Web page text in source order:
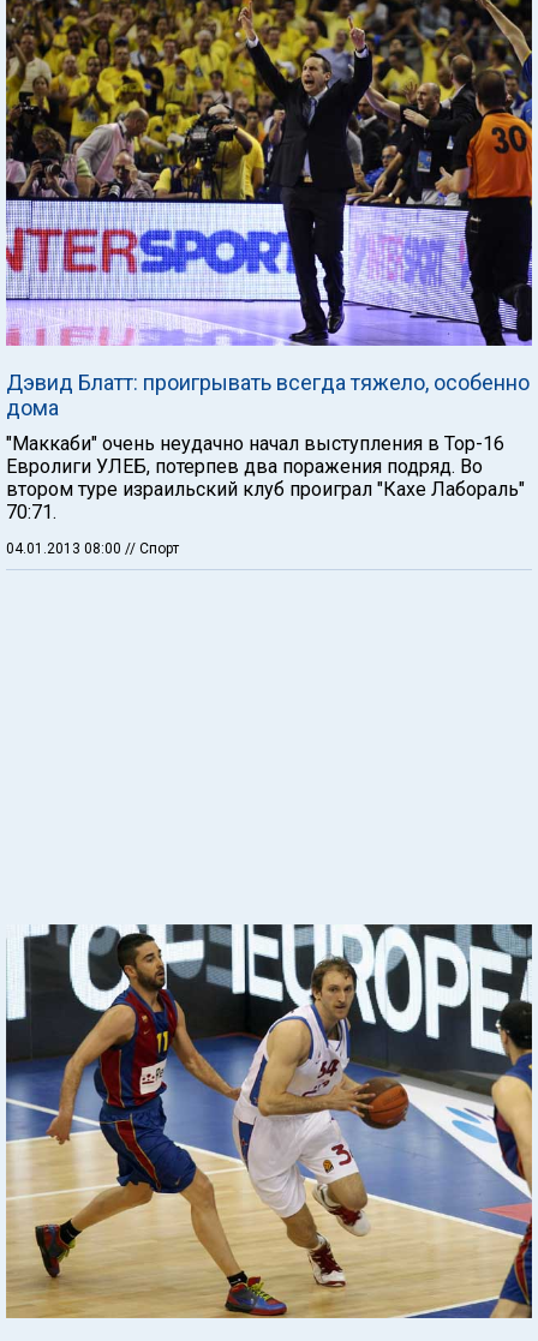
Дэвид Блатт: проигрывать всегда тяжело, особенно
дома
"Маккаби" очень неудачно начал выступления в Тор-16
Евролиги УЛЕБ, потерпев два поражения подряд. Во
втором туре израильский клуб проиграл "Кахе Лабораль"
70:71.
04.01.2013 08:00 // Спорт